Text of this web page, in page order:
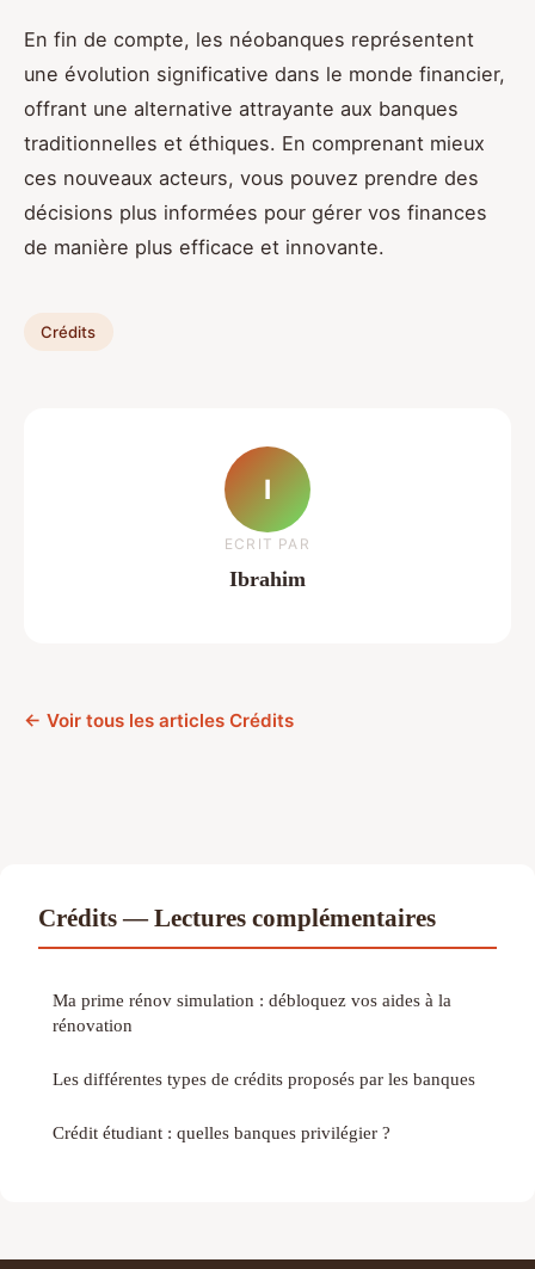
En fin de compte, les néobanques représentent
une évolution significative dans le monde financier,
offrant une alternative attrayante aux banques
traditionnelles et éthiques. En comprenant mieux
ces nouveaux acteurs, vous pouvez prendre des
décisions plus informées pour gérer vos finances
de manière plus efficace et innovante.
Crédits
I
ECRIT PAR
Ibrahim
← Voir tous les articles Crédits
Crédits — Lectures complémentaires
Ma prime rénov simulation : débloquez vos aides à la
rénovation
Les différentes types de crédits proposés par les banques
Crédit étudiant : quelles banques privilégier ?